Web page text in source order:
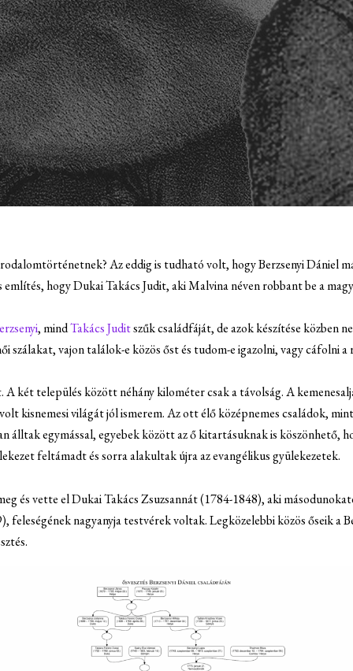
Az eddig is tudható volt, hogy Berzsenyi Dániel
hogy Dukai Takács Judit, aki Malvina néven robbant be a
, mindTakács Juditszűk családfáját, de azok készítése közben
szálakat, vajon találok-e közös őst és tudom-e igazolni, vagy cáfolni
két település között néhány kilométer csak a távolság. A
kisnemesi világát jól ismerem. Az ott élő középnemes családok,
álltak egymással, egyebek között az ő kitartásuknak is köszönhető,
feltámadt és sorra alakultak újra az evangélikus gyülekezetek.
és vette el Dukai Takács Zsuzsannát (1784-1848), aki
feleségének nagyanyja testvérek voltak. Legközelebbi közös őseik a